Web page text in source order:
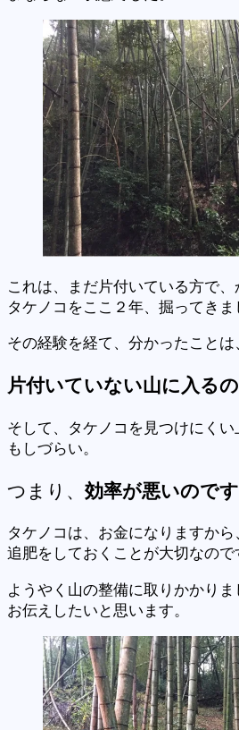
これは、まだ片付いている方で
タケノコをここ２年、掘ってきま
その経験を経て、分かったことは
片付いていない山に入る
そして、タケノコを見つけにくい
もしづらい。
つまり、 効率が悪いのです
タケノコは、お金になりますから
追肥をしておくことが大切なので
ようやく山の整備に取りかかり
お伝えしたいと思います。